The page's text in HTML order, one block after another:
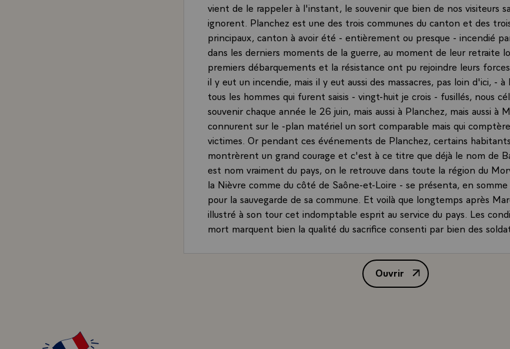
vient de le rappeler à l'instant, le souvenir que bien de nos visiteurs
ignorent. Planchez est une des trois communes du canton et des
principaux, canton à avoir été - entièrement ou presque - incendié
dans les derniers moments de la guerre, au moment de leur retraite
premiers débarquements et la résistance ont pu rejoindre leurs
il y eut un incendie, mais il y eut aussi des massacres, pas loin d'ici, - à
tous les hommes qui furent saisis - vingt-huit je crois - fusillés, nous
souvenir chaque année le 26 juin, mais aussi à Planchez, mais aussi à
connurent sur le -plan matériel un sort comparable mais qui
victimes. Or pendant ces événements de Planchez, certains
montrèrent un grand courage et c'est à ce titre que déjà le nom de
est nom vraiment du pays, on le retrouve dans toute la région du
la Nièvre comme du côté de Saône-et-Loire - se présenta, en
pour la sauvegarde de sa commune. Et voilà que longtemps après
illustré à son tour cet indomptable esprit au service du pays. Les
mort marquent bien la qualité du sacrifice consenti par bien des
épargnent bien souvent de pires désastres mais parfois aussi sont
Cela pourrait donner lieu à une méditation sur le terrorisme, sur cette
cette guerre obscure et meurtrière que nous livrent des forces
Ouvrir
Allocution de M. François